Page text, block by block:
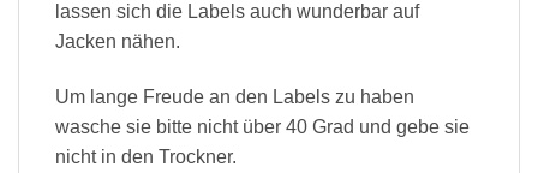
lassen sich die Labels auch wunderbar auf
Jacken nähen.
Um lange Freude an den Labels zu haben
wasche sie bitte nicht über 40 Grad und gebe sie
nicht in den Trockner.